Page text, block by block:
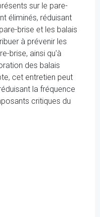
sur le pare-
éliminés, réduisant
brise et les balais
à prévenir les
brise, ainsi qu'à
des balais
cet entretien peut
la fréquence
critiques du